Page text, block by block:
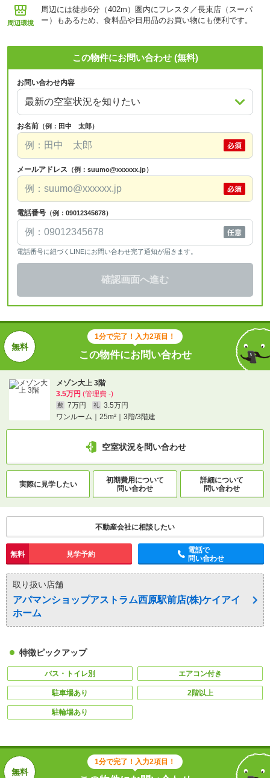
周辺環境
周辺には徒歩6分（402m）圏内にフレスタ／長束店（スーパ
ー）もあるため、食料品や日用品のお買い物にも便利です。
この物件にお問い合わせ (無料)
お問い合わせ内容
お名前 （例：田中 太郎）
メールアドレス （例：suumo@xxxxxx.jp）
電話番号 （例：09012345678）
電話番号に紐づくLINEにお問い合わせ完了通知が届きます。
確認画面へ進む
1分で完了！入力2項目！
この物件にお問い合わせ
メゾン大上 3階
3.5万円 (管理費 -)
敷 7万円 礼
3.5万円
ワンルーム｜25m²｜3階/3階建
空室状況を問い合わせ
実際に見学したい
初期費用について
問い合わせ
詳細について
問い合わせ
不動産会社に相談したい
無料 見学予約
電話で
問い合わせ
取り扱い店舗
アパマンショップアストラム西原駅前店(株)ケイアイ
ホーム
特徴ピックアップ
バス・トイレ別 エアコン付き
駐車場あり 2階以上
駐輪場あり
1分で完了！入力2項目！